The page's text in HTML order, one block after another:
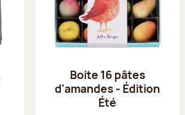
Boite 16 pâtes
d'amandes - Édition
Été